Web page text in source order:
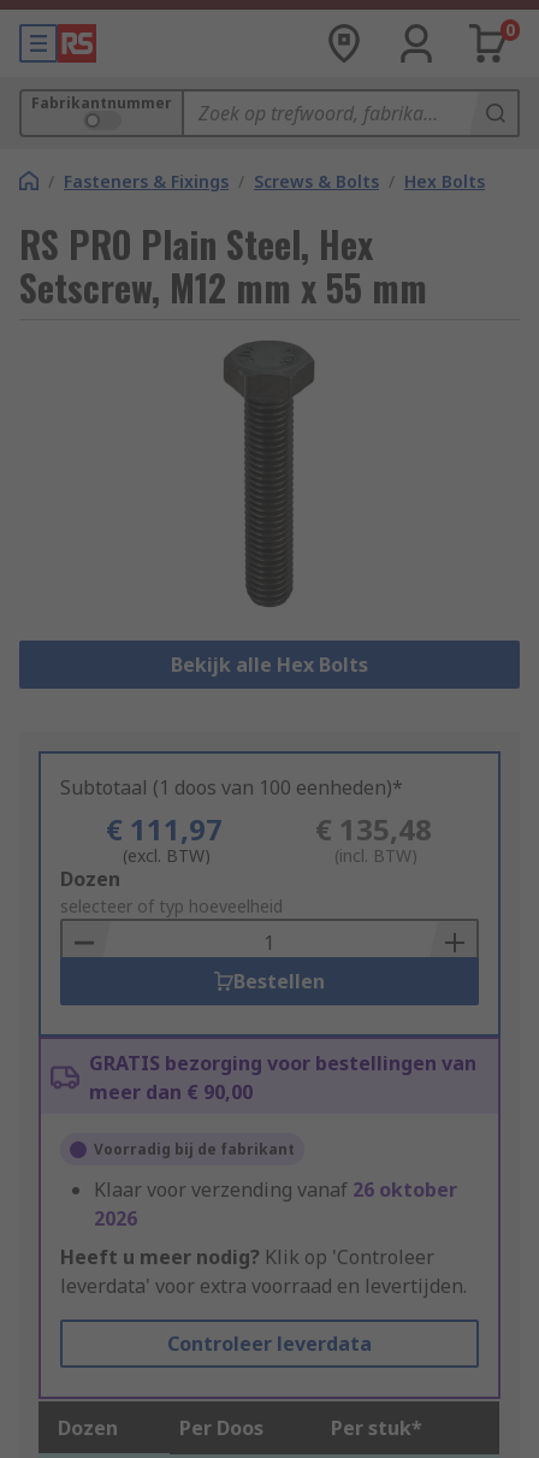
0
Fabrikantnummer
/ Fasteners & Fixings / Screws & Bolts / Hex Bolts
RS PRO Plain Steel, Hex
Setscrew, M12 mm x 55 mm
Bekijk alle Hex Bolts
Subtotaal (1 doos van 100 eenheden)*
€ 111,97
(excl. BTW)
€ 135,48
(incl. BTW)
Add
to
Basket
Dozen
selecteer of typ hoeveelheid
Bestellen
GRATIS bezorging voor bestellingen van
meer dan € 90,00
Voorradig bij de fabrikant
Klaar voor verzending vanaf 26 oktober
2026
Heeft u meer nodig? Klik op 'Controleer
leverdata' voor extra voorraad en levertijden.
Controleer leverdata
Dozen Per Doos Per stuk*